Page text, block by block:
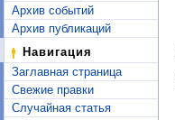
Архив событий
Архив публикаций
Навигация
Заглавная страница
Свежие правки
Случайная статья